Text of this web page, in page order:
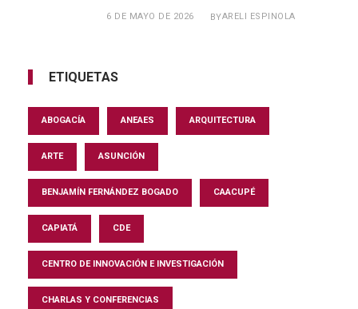
6 DE MAYO DE 2026 BYARELI ESPINOLA
ETIQUETAS
ABOGACÍA ANEAES ARQUITECTURA
ARTE ASUNCIÓN
BENJAMÍN FERNÁNDEZ BOGADO CAACUPÉ
CAPIATÁ CDE
CENTRO DE INNOVACIÓN E INVESTIGACIÓN
CHARLAS Y CONFERENCIAS